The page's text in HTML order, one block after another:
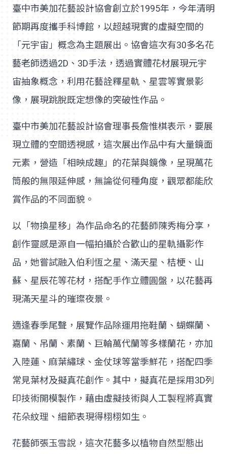
臺中市美加花藝設計協會創立於1995年，今年清明
節期再度攜手科博館，以超越現實的虛擬空間的
「元宇宙」概念為主題展出。協會這次有30多名花
藝老師透過2D、3D手法，透過實體花材展現元宇
宙抽象概念，利用花藝詮釋星軌、星雲等實景影
像，展現跳脫既定想像的突破性作品。
臺中市美加花藝設計協會理事長詹惟棋表示，要展
現立體的空間透視感，這次展出作品中有大量鏡面
元素，營造「相映成趣」的花葉與鏡像，呈現萬花
筒般的無限延伸感，無論從何種角度，觀眾都能欣
賞作品的不同面貌。
以「物換星移」為作品命名的花藝師陳秀梅分享，
創作靈感是源自一幅拍攝於合歡山的星軌攝影作
品，她嘗試融入伯利恆之星、滿天星、桔梗、山
蘇、星辰花等花材，搭配手作立體圓盤，以花藝再
現滿天星斗的璀璨夜景。
適逢春季尾聲，展覽作品除運用拖鞋蘭、蝴蝶蘭、
嘉蘭、吊蘭、素蘭、巨輪萬代蘭等多樣蘭花，亦加
入陸蓮、麻葉繡球、金仗球等當季鮮花，搭配四季
常見葉材及擬真花創作。其中，擬真花是採用3D列
印技術開模製作，藉由虛擬技術與人工製程將真實
花朵紋理、細節表現得栩栩如生。
花藝師張玉雪說，這次花藝多以植物自然型態出